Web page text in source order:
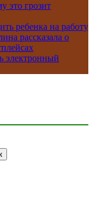
это грозит
ребенка на работу
рассказала о
электронный